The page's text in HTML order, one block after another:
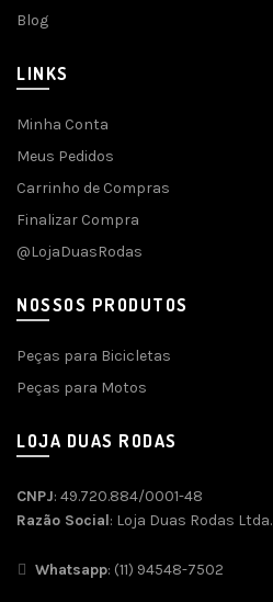
Blog
LINKS
Minha Conta
Meus Pedidos
Carrinho de Compras
Finalizar Compra
@LojaDuasRodas
NOSSOS PRODUTOS
Peças para Bicicletas
Peças para Motos
LOJA DUAS RODAS
CNPJ: 49.720.884/0001-48
Razão Social: Loja Duas Rodas Ltda.
Whatsapp: (11) 94548-7502